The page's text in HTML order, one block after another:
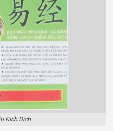
Kinh Dịch